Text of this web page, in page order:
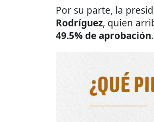
Por su parte, la
Rodríguez, quien
49.5% de aprobación.